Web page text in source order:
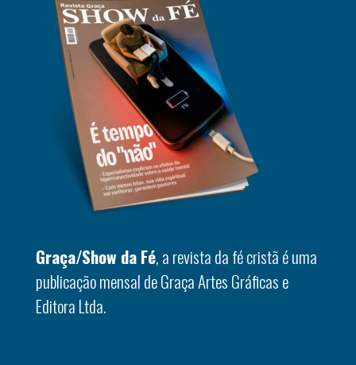
Graça/Show da Fé, a revista da fé cristã é uma
publicação mensal de Graça Artes Gráficas e
Editora Ltda.